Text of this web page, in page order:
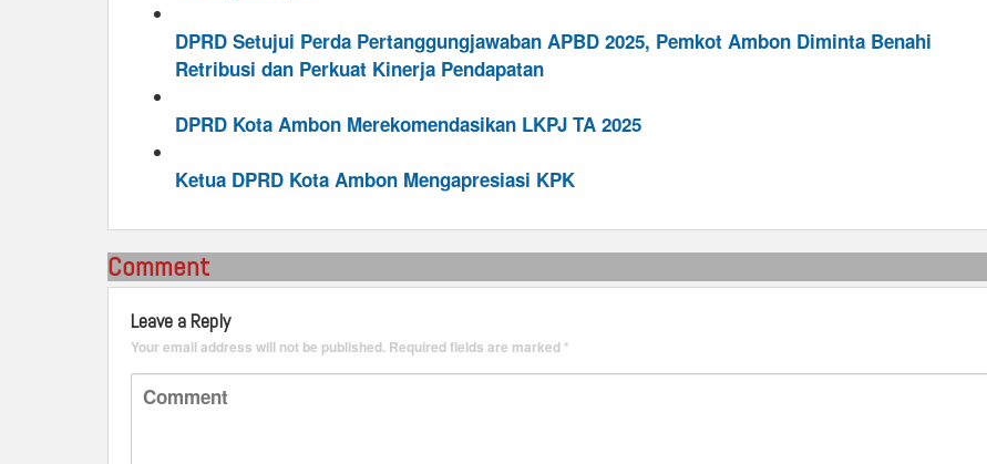
DPRD Setujui Perda Pertanggungjawaban APBD 2025, Pemkot Ambon Diminta Benahi
Retribusi dan Perkuat Kinerja Pendapatan
DPRD Kota Ambon Merekomendasikan LKPJ TA 2025
Ketua DPRD Kota Ambon Mengapresiasi KPK
Comment
Leave a Reply
Your email address will not be published. Required fields are marked*